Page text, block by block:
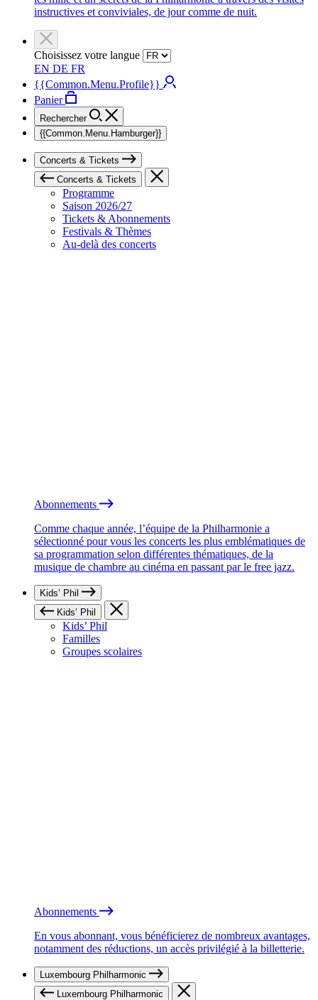
instructives et conviviales, de jour comme de nuit.
Choisissez votre langue
EN DE FR
{{Common.Menu.Profile}}
Panier
Rechercher
{{Common.Menu.Hamburger}}
Concerts & Tickets
Concerts & Tickets
Programme
Saison 2026/27
Tickets & Abonnements
Festivals & Thèmes
Au-delà des concerts
Abonnements
Comme chaque année, l’équipe de la Philharmonie a
sélectionné pour vous les concerts les plus emblématiques de
sa programmation selon différentes thématiques, de la
musique de chambre au cinéma en passant par le free jazz.
Kids’ Phil
Kids’ Phil
Kids’ Phil
Familles
Groupes scolaires
Abonnements
En vous abonnant, vous bénéficierez de nombreux avantages,
notamment des réductions, un accès privilégié à la billetterie.
Luxembourg Philharmonic
Luxembourg Philharmonic